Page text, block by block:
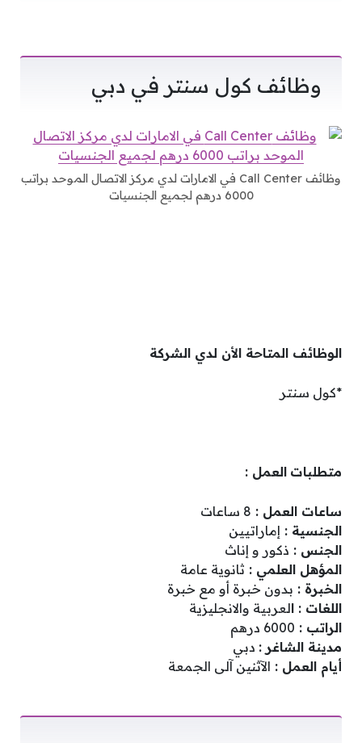
وظائف كول سنتر في دبي
وظائف Call Center في الامارات لدي مركز الاتصال الموحد براتب
6000 درهم لجميع الجنسيات
الوظائف المتاحة الأن لدي الشركة
*كول سنتر
متطلبات العمل :
ساعات العمل : 8 ساعات
الجنسية : إماراتيين
الجنس : ذكور و إناث
المؤهل العلمي : ثانوية عامة
الخبرة : بدون خبرة أو مع خبرة
اللغات : العربية والانجليزية
الراتب : 6000 درهم
مدينة الشاغر : دبي
أيام العمل : الآثنين آلى الجمعة